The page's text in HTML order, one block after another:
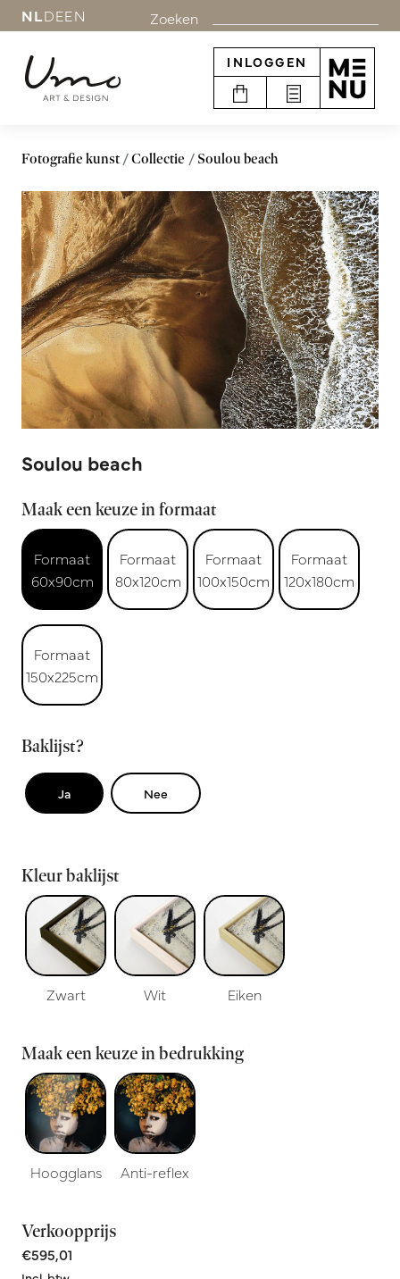
NLDEEN Zoeken
INLOGGEN
Fotografie kunst Collectie Soulou beach
Soulou beach
Maak een keuze in formaat
Formaat
60x90cm
Formaat
80x120cm
Formaat
100x150cm
Formaat
120x180cm
Formaat
150x225cm
Baklijst?
Ja Nee
Kleur baklijst
Zwart Wit Eiken
Maak een keuze in bedrukking
Hoogglans Anti-reflex
Verkoopprijs
€595,01